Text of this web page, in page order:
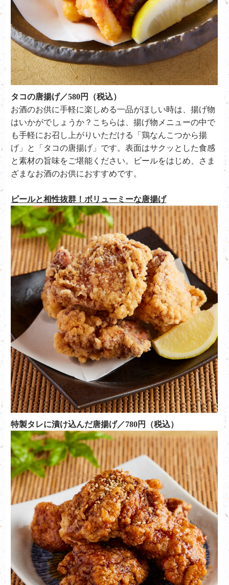
タコの唐揚げ／580円（税込）
お酒のお供に手軽に楽しめる一品がほしい時は、揚げ物
はいかがでしょうか？こちらは、揚げ物メニューの中で
も手軽にお召し上がりいただける「鶏なんこつから揚
げ」と「タコの唐揚げ」です。表面はサクッとした食感
と素材の旨味をご堪能ください。ビールをはじめ、さま
ざまなお酒のお供におすすめです。
ビールと相性抜群！ボリューミーな唐揚げ
特製タレに漬け込んだ唐揚げ／780円（税込）